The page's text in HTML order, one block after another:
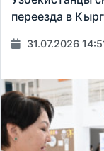
переезда в
31.07.2026